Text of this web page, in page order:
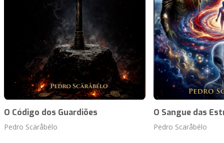
O Código dos Guardiões
Pedro Scäråbélo
O Sangue das
Pedro Scäråbélo